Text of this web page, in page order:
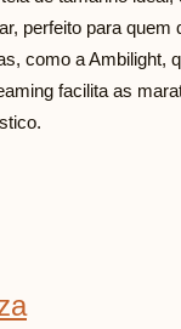
perfeito para
como a Ambilight,
facilita as